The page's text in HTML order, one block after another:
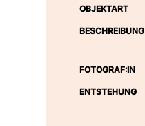
OBJEKTART
BESCHREIBUNG
FOTOGRAF:IN
ENTSTEHUNG